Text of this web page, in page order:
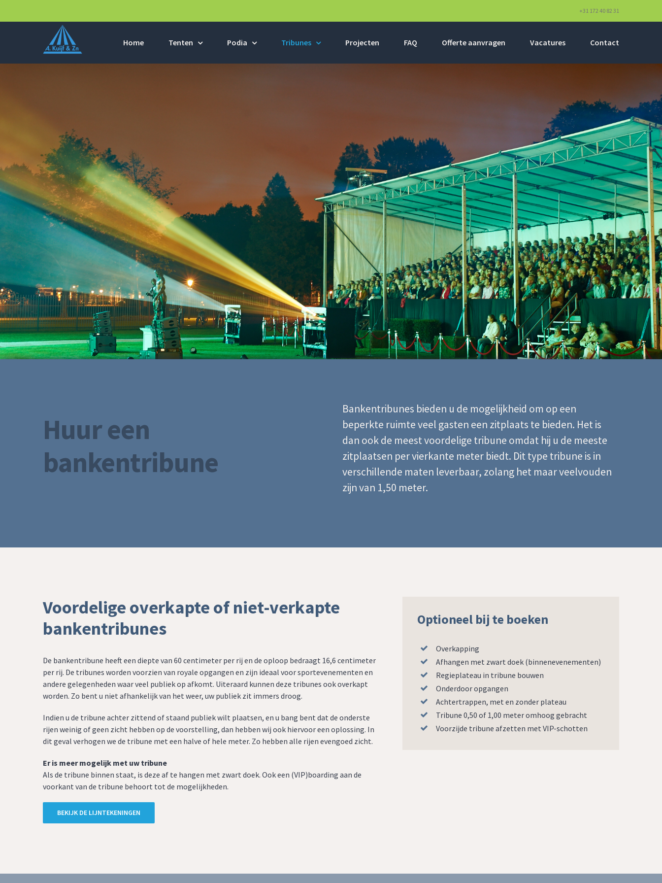
+31 172 40 82 31
Home Tenten Podia Tribunes Projecten FAQ Offerte aanvragen Vacatures Contact
Huur een
bankentribune
Bankentribunes bieden u de mogelijkheid om op een
beperkte ruimte veel gasten een zitplaats te bieden. Het is
dan ook de meest voordelige tribune omdat hij u de meeste
zitplaatsen per vierkante meter biedt. Dit type tribune is in
verschillende maten leverbaar, zolang het maar veelvouden
zijn van 1,50 meter.
Voordelige overkapte of niet-verkapte
bankentribunes
De bankentribune heeft een diepte van 60 centimeter per rij en de oploop bedraagt 16,6 centimeter
per rij. De tribunes worden voorzien van royale opgangen en zijn ideaal voor sportevenementen en
andere gelegenheden waar veel publiek op afkomt. Uiteraard kunnen deze tribunes ook overkapt
worden. Zo bent u niet afhankelijk van het weer, uw publiek zit immers droog.
Indien u de tribune achter zittend of staand publiek wilt plaatsen, en u bang bent dat de onderste
rijen weinig of geen zicht hebben op de voorstelling, dan hebben wij ook hiervoor een oplossing. In
dit geval verhogen we de tribune met een halve of hele meter. Zo hebben alle rijen evengoed zicht.
Er is meer mogelijk met uw tribune
Als de tribune binnen staat, is deze af te hangen met zwart doek. Ook een (VIP)boarding aan de
voorkant van de tribune behoort tot de mogelijkheden.
BEKIJK DE LIJNTEKENINGEN
Optioneel bij te boeken
Overkapping
Afhangen met zwart doek (binnenevenementen)
Regieplateau in tribune bouwen
Onderdoor opgangen
Achtertrappen, met en zonder plateau
Tribune 0,50 of 1,00 meter omhoog gebracht
Voorzijde tribune afzetten met VIP-schotten